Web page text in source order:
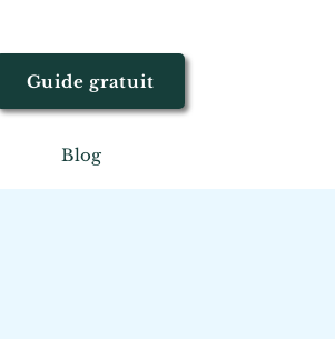
Guide gratuit
Blog